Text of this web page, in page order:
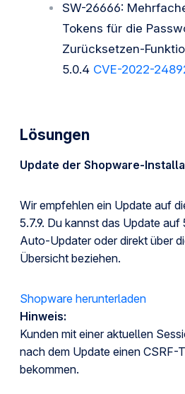
SW-26666:
Tokens für die
Zurücksetzen-
5.0.4 CVE-2022-
Lösungen
Update der Shopware-
Wir empfehlen ein Update auf
5.7.9. Du kannst das Update auf
Auto-Updater oder direkt über
Übersicht beziehen.
Shopware herunterladen
Hinweis:
Kunden mit einer aktuellen
nach dem Update einen CSRF-
bekommen.